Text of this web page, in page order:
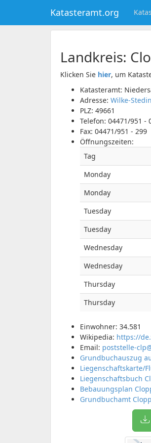
Katasteramt.org
Landkreis:
Klicken Sie hier, um
Katasteramt:
Adresse: Wilke-
PLZ: 49661
Telefon: 04471/951 -
Fax: 04471/951 - 299
Öffnungszeiten:
Tag
Monday
Monday
Tuesday
Tuesday
Wednesday
Wednesday
Thursday
Thursday
Einwohner: 34.581
Wikipedia: https://
Email: poststelle-
Grundbuchauszug
Liegenschaftskarte/
Liegenschaftsbuch
Bebauungsplan
Grundbuchamt